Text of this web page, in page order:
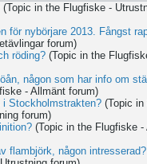
(Topic in the Flugfiske -
för nybörjare 2013. Fångst
forum)
röding? (Topic in the
någon som har info om
- Allmäntforum)
Stockholmstrakten? (Topic in
forum)
(Topic in the Flugfiske -
flambjörk, någon intresserad?